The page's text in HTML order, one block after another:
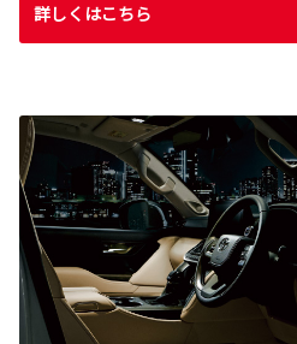
詳しくはこちら